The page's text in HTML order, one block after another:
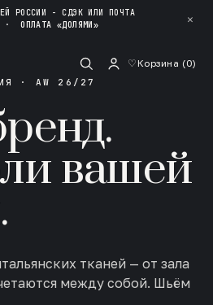
РОССИИ - СДЭК ИЛИ ПОЧТА
·ОПЛАТА «ДОЛЯМИ» ✕
♡Корзина (0)
· AW 26/27
вашей
тканей — от зала
между собой. Шьём